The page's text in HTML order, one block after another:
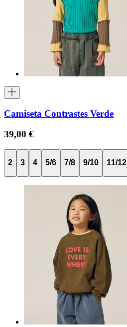
Camiseta Contrastes Verde
39,00 €
2 3 4 5/6 7/8 9/10 11/12